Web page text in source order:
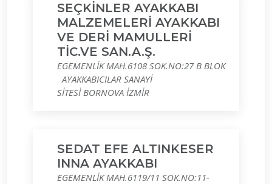
SEÇKİNLER AYAKKABI
MALZEMELERİ AYAKKABI
VE DERİ MAMULLERİ
TİC.VE SAN.A.Ş.
EGEMENLİK MAH.6108 SOK.NO:27 B BLOK
AYAKKABICILAR SANAYİ
SİTESİ BORNOVA İZMİR
SEDAT EFE ALTINKESER
INNA AYAKKABI
EGEMENLİK MAH.6119/11 SOK.NO:11-